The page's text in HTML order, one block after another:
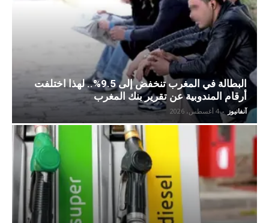
البطالة في المغرب تنخفض إلى 9.5%.. لهذا اختلفت
أرقام المندوبية عن تقرير بنك المغرب
آنفانيوز - 4 أغسطس، 2026